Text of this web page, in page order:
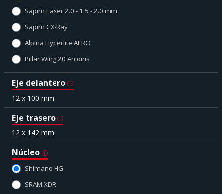
Sapim Laser 2.0 - 1.5 - 2.0 mm
Sapim CX-Ray
Alpina Hyperlite AERO
Pillar Wing 20 Arcoiris
Eje delantero
12 x 100 mm
Eje trasero
12 x 142 mm
Núcleo
Shimano HG
SRAM XDR